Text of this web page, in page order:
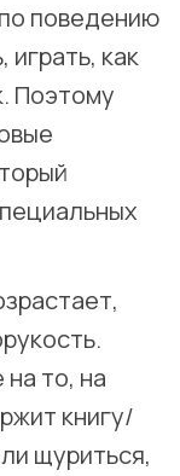
поведению
как
Поэтому
то, на
книгу/
щуриться,